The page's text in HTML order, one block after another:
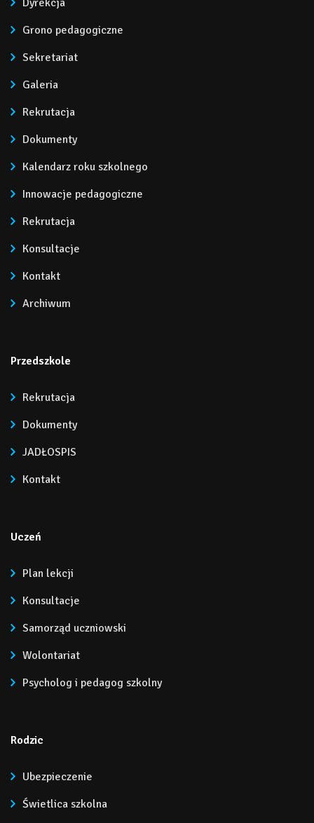
Dyrekcja
Grono pedagogiczne
Sekretariat
Galeria
Rekrutacja
Dokumenty
Kalendarz roku szkolnego
Innowacje pedagogiczne
Rekrutacja
Konsultacje
Kontakt
Archiwum
Przedszkole
Rekrutacja
Dokumenty
JADŁOSPIS
Kontakt
Uczeń
Plan lekcji
Konsultacje
Samorząd uczniowski
Wolontariat
Psycholog i pedagog szkolny
Rodzic
Ubezpieczenie
Świetlica szkolna